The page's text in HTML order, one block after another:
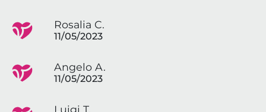
Rosalia C.
11/05/2023
Angelo A.
11/05/2023
Luigi T.